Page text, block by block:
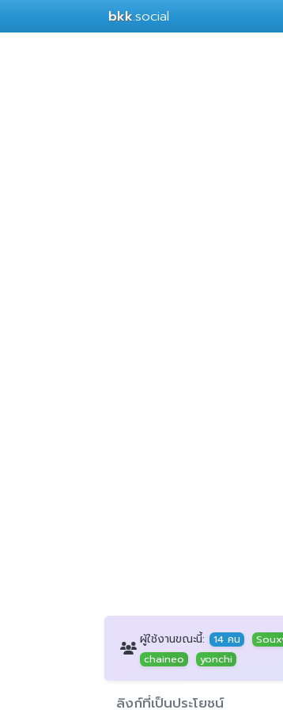
bkk.social
ผู้ใช้งานขณะนี้: 14 คน
chaineo
yonchi
ลิงก์ที่เป็นประโยชน์